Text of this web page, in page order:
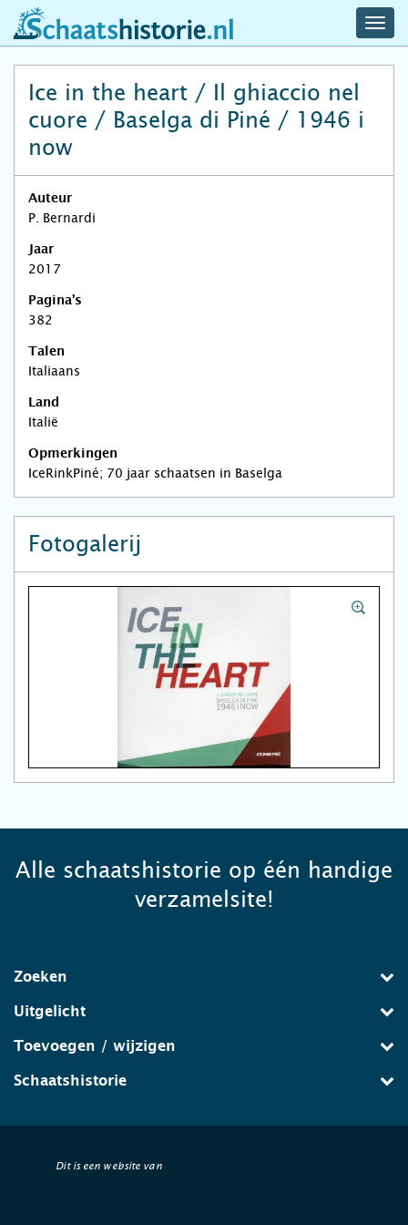
schaatshistorie.nl
Ice in the heart / Il ghiaccio nel
cuore / Baselga di Piné / 1946 i
now
Auteur
P. Bernardi
Jaar
2017
Pagina's
382
Talen
Italiaans
Land
Italië
Opmerkingen
IceRinkPiné; 70 jaar schaatsen in Baselga
Fotogalerij
Alle schaatshistorie op één handige
verzamelsite!
Zoeken
Uitgelicht
Toevoegen / wijzigen
Schaatshistorie
Dit is een website van